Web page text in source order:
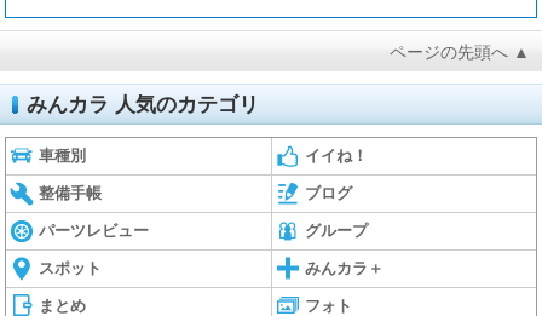
ページの先頭へ ▲
みんカラ 人気のカテゴリ
車種別 イイね！
整備手帳 ブログ
パーツレビュー グループ
スポット みんカラ＋
まとめ フォト